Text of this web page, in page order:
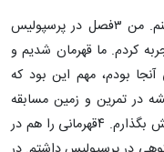
زیاد دوست ندارم در مورد گذشته صحبت کنم. من ۳فصل در پرسپولیس
کردم. ما قهرمان شدیم و
بودم، مهم این بود که
در تمرین و زمین مسابقه
سعی کردم که بهترین کیفیت خودم را به نمایش بگذارم. ۴قهرمانی را هم در